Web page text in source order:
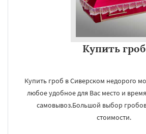
Купить гроб
Купить гроб в Сиверском недорого
любое удобное для Вас место и
самовывоз.Большой выбор
стоимости.